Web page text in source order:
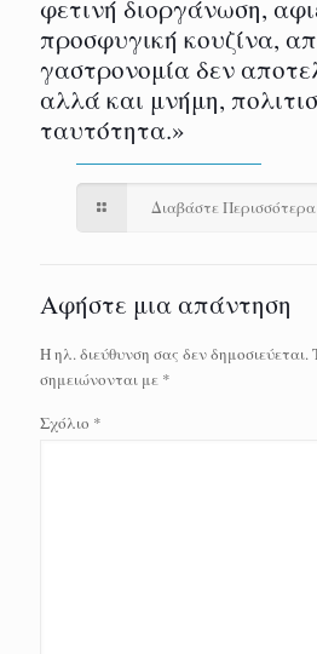
φετινή διοργάνωση,
προσφυγική κουζίνα,
γαστρονομία δεν
αλλά και μνήμη,
ταυτότητα.»
Διαβάστε Περισσότερα
Αφήστε μια απάντηση
Η ηλ. διεύθυνση σας δεν δημοσιεύεται.
σημειώνονται με *
Σχόλιο *